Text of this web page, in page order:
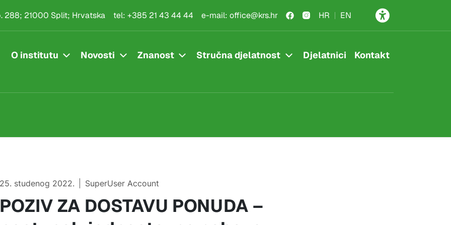
288; 21000 Split; Hrvatska tel: +385 21 43 44 44 e-mail: office@krs.hr HR EN
O institutu Novosti Znanost Stručna djelatnost Djelatnici Kontakt
studenog 2022. SuperUser Account
ZA DOSTAVU PONUDA –